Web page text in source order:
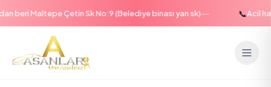
beri Maltepe Çetin Sk No:9 (Belediye binası yan sk)— Acil hat: